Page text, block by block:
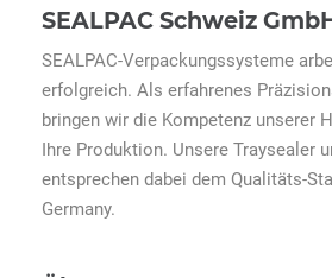
SEALPAC Schweiz
SEALPAC-Verpackungssysteme
erfolgreich. Als erfahrenes
bringen wir die Kompetenz unserer
Ihre Produktion. Unsere Traysealer
entsprechen dabei dem Qualitäts-
Germany.